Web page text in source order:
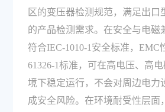
区的变压器检测规范，满足出口
的产品检测需求。在安全与电磁
符合IEC-1010-1安全标准，EMC
61326-1标准，可在高电压、高
境下稳定运行，不会对周边电力
成安全风险。在环境耐受性层面